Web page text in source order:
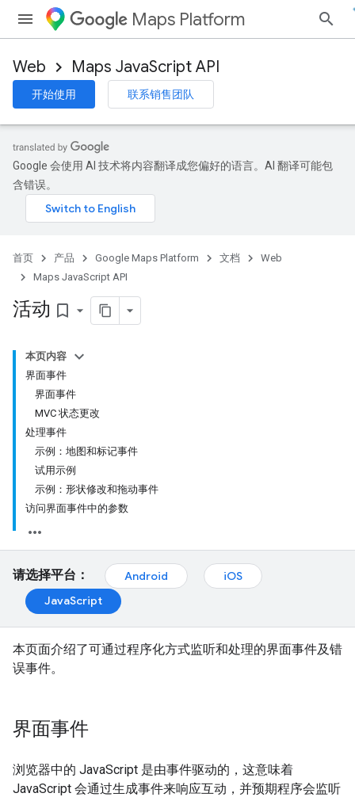
Maps Platform
Web Maps JavaScript API
开始使用 联系销售团队
Google 会使用 AI 技术将内容翻译成您偏好的语言。AI 翻译可能包
含错误。
首页 产品 Google Maps Platform 文档
Web
Maps JavaScript API
活动 bookmark_border
本页内容
界面事件
界面事件
MVC 状态更改
处理事件
示例：地图和标记事件
试用示例
示例：形状修改和拖动事件
访问界面事件中的参数
请选择平台： Android
iOS
JavaScript
本页面介绍了可通过程序化方式监听和处理的界面事件及错
误事件。
界面事件
浏览器中的 JavaScript 是由事件驱动的，这意味着
JavaScript 会通过生成事件来响应互动，并预期程序会监听